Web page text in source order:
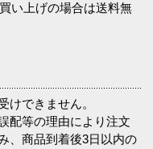
い上げの場合は送料無
けできません。
配等の理由により注文
、商品到着後3日以内の